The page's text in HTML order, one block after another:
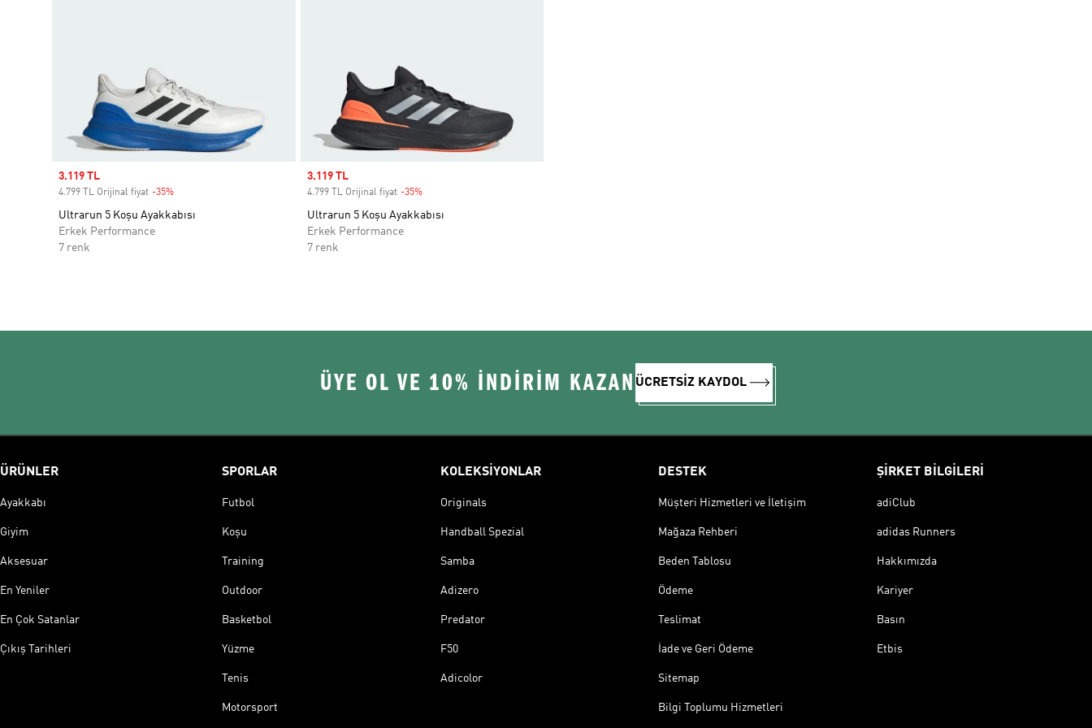
Sale price
3.119 TL
4.799 TL Orijinal fiyat -35%
Ultrarun 5 Koşu Ayakkabısı
Erkek Performance
7 renk
Sale price
3.119 TL
4.799 TL Orijinal fiyat -35%Discount
Ultrarun 5 Koşu Ayakkabısı
Erkek Performance
7 renk
ÜYE OL VE 10% İNDİRİM KAZAN ÜCRETSİZ KAYDOL
ÜRÜNLER
Ayakkabı
Giyim
Aksesuar
En Yeniler
En Çok Satanlar
Çıkış Tarihleri
SPORLAR
Futbol
Koşu
Training
Outdoor
Basketbol
Yüzme
Tenis
Motorsport
KOLEKSİYONLAR
Originals
Handball Spezial
Samba
Adizero
Predator
F50
Adicolor
DESTEK
Müşteri Hizmetleri ve İletişim
Mağaza Rehberi
Beden Tablosu
Ödeme
Teslimat
İade ve Geri Ödeme
Sitemap
Bilgi Toplumu Hizmetleri
ŞİRKET BİLGİLERİ
adiClub
adidas Runners
Hakkımızda
Kariyer
Basın
Etbis